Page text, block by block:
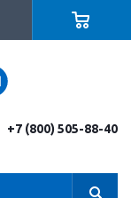
+7 (800) 505-88-40